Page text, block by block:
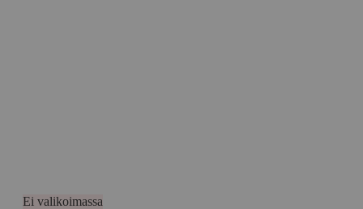
Ei valikoimassa